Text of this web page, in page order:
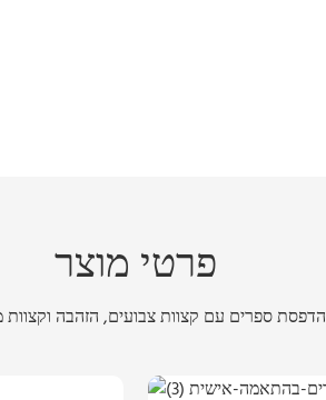
פרטי מוצר
הדפסת ספרים עם קצוות צבועים, הזהבה וקצוות